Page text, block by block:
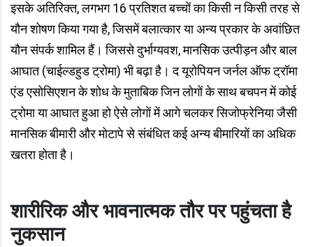
इसके अतिरिक्त, लगभग 16 प्रतिशत बच्चों का किसी न किसी तरह से
यौन शोषण किया गया है, जिसमें बलात्कार या अन्य प्रकार के अवांछित
यौन संपर्क शामिल हैं। जिससे दुर्भाग्यवश, मानसिक उत्पीड़न और बाल
आघात (चाईल्डहुड ट्रोमा) भी बढ़ा है। द यूरोपियन जर्नल ऑफ ट्रॉमा
एंड एसोसिएशन के शोध के मुताबिक जिन लोगों के साथ बचपन में कोई
ट्रोमा या आघात हुआ हो ऐसे लोगों में आगे चलकर सिजोफ्रेनिया जैसी
मानसिक बीमारी और मोटापे से संबंधित कई अन्य बीमारियों का अधिक
खतरा होता है।
शारीरिक और भावनात्मक तौर पर पहुंचता है
नुकसान